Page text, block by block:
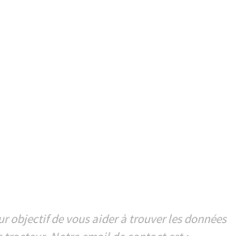
objectif de vous aider à trouver les données